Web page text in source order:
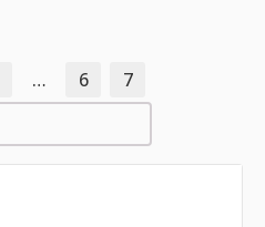
… 6
7